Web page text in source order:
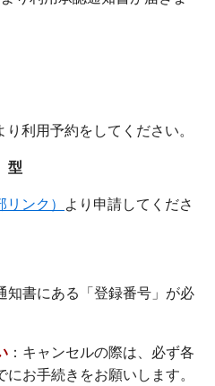
利用予約をしてください。
型
ンク）
より申請してくださ
知書にある「登録番号」が必
：キャンセルの際は、必ず各
お手続きをお願いします。